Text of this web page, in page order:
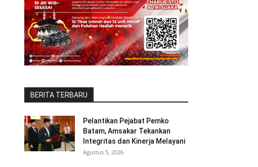
BERITA TERBARU
Pelantikan Pejabat Pemko
Batam, Amsakar Tekankan
Integritas dan Kinerja Melayani
Agustus 5, 2026